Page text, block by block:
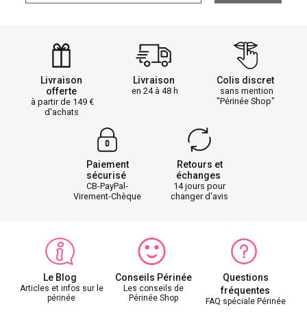
Livraison
offerte
à partir de 149
d'achats
Livraison
en 24 à 48 h
Colis discret
sans mention
"Périnée Shop"
Paiement
sécurisé
CB-PayPal-
Virement-Chèque
Retours et
échanges
14 jours pour
changer d'avis
Le Blog
Articles et infos sur le
périnée
Conseils Périnée
Les conseils de
Périnée Shop
Questions
fréquentes
FAQ spéciale Périnée